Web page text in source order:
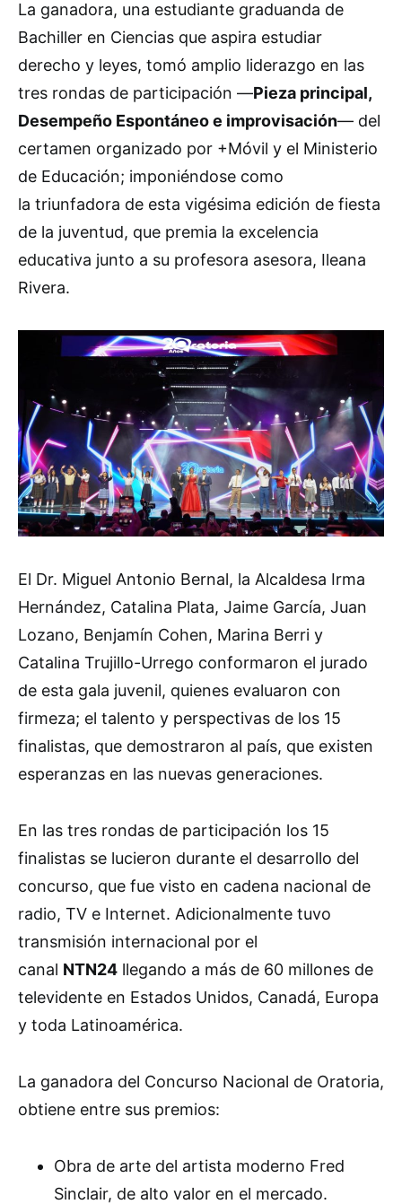
La ganadora, una estudiante graduanda de
Bachiller en Ciencias que aspira estudiar
derecho y leyes, tomó amplio liderazgo en las
tres rondas de participación —Pieza principal,
Desempeño Espontáneo e improvisación— del
certamen organizado por +Móvil y el Ministerio
de Educación; imponiéndose como
la triunfadora de esta vigésima edición de fiesta
de la juventud, que premia la excelencia
educativa junto a su profesora asesora, Ileana
Rivera.
El Dr. Miguel Antonio Bernal, la Alcaldesa Irma
Hernández, Catalina Plata, Jaime García, Juan
Lozano, Benjamín Cohen, Marina Berri y
Catalina Trujillo-Urrego conformaron el jurado
de esta gala juvenil, quienes evaluaron con
firmeza; el talento y perspectivas de los 15
finalistas, que demostraron al país, que existen
esperanzas en las nuevas generaciones.
En las tres rondas de participación los 15
finalistas se lucieron durante el desarrollo del
concurso, que fue visto en cadena nacional de
radio, TV e Internet. Adicionalmente tuvo
transmisión internacional por el
canal NTN24 llegando a más de 60 millones de
televidente en Estados Unidos, Canadá, Europa
y toda Latinoamérica.
La ganadora del Concurso Nacional de Oratoria,
obtiene entre sus premios:
Obra de arte del artista moderno Fred
Sinclair, de alto valor en el mercado.